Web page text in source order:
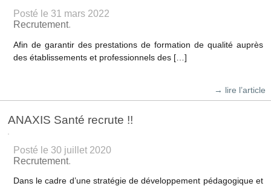
Posté le 31 mars 2022
Recrutement.
Afin de garantir des prestations de formation de qualité auprès
des établissements et professionnels des […]
→ lire l’article
ANAXIS Santé recrute !!
Posté le 30 juillet 2020
Recrutement.
Dans le cadre d’une stratégie de développement pédagogique et